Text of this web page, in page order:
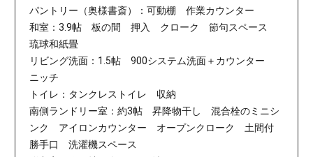
パントリー（奥様書斎）：可動棚 作業カウンター
和室：3.9帖 板の間 押入 クローク 節句スペース
琉球和紙畳
リビング洗面：1.5帖 900システム洗面＋カウンター
ニッチ
トイレ：タンクレストイレ 収納
南側ランドリー室：約3帖 昇降物干し 混合栓のミニシ
ンク アイロンカウンター オープンクローク 土間付
勝手口 洗濯機スペース